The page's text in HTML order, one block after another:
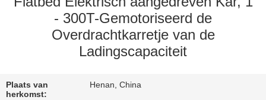
CONTACTEER
NIEUWS
- 300T-Gemotoriseerd de
Overdrachtkarretje van de
Ladingscapaciteit
Plaats van
herkomst:
Henan, China